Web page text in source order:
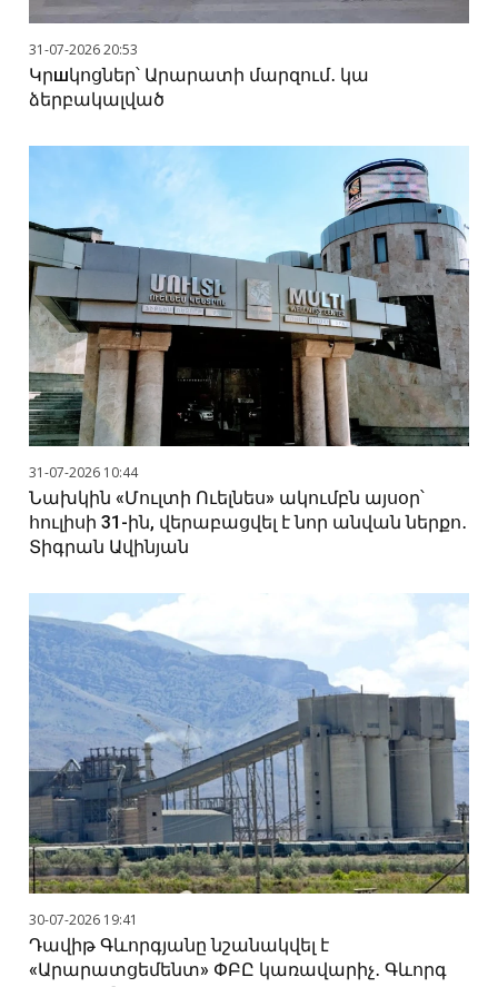
31-07-2026 20:53
Կրшկոցներ՝ Արարատի մարզում․ կա
ձերբակալված
31-07-2026 10:44
Նախկին «Մուլտի Ուելնես» ակումբն այսօր՝
հուլիսի 31-ին, վերաբացվել է նոր անվան ներքո․
Տիգրան Ավինյան
30-07-2026 19:41
Դավիթ Գևորգյանը նշանակվել է
«Արարատցեմենտ» ՓԲԸ կառավարիչ․ Գևորգ